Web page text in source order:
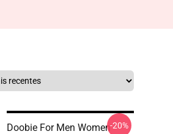
Doobie For Men Women-20%